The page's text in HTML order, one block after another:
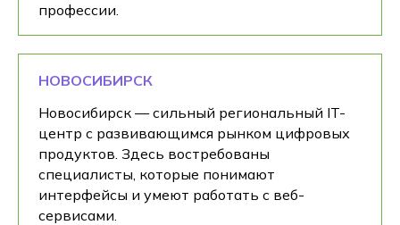
профессии.
НОВОСИБИРСК
Новосибирск — сильный региональный IT-
центр с развивающимся рынком цифровых
продуктов. Здесь востребованы
специалисты, которые понимают
интерфейсы и умеют работать с веб-
сервисами.